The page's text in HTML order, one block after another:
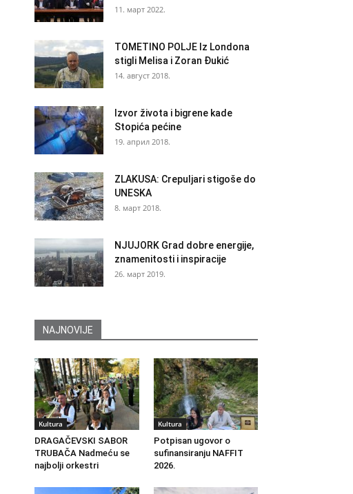
11. март 2022.
TOMETINO POLJE Iz Londona
stigli Melisa i Zoran Đukić
14. август 2018.
Izvor života i bigrene kade
Stopića pećine
19. април 2018.
ZLAKUSA: Crepuljari stigoše do
UNESKA
8. март 2018.
NJUJORK Grad dobre energije,
znamenitosti i inspiracije
26. март 2019.
NAJNOVIJE
Kultura
DRAGAČEVSKI SABOR
TRUBAČA Nadmeću se
najbolji orkestri
Kultura
Potpisan ugovor o
sufinansiranju NAFFIT
2026.